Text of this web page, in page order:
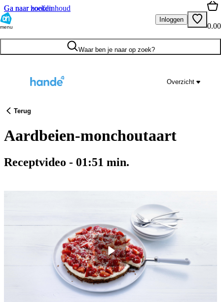
Ga naar hoofdinhoud
Ga naar zoeken
menu
Inloggen
0.00
Waar ben je naar op zoek?
Overzicht
Terug
Aardbeien-monchoutaart
Receptvideo - 01:51 min.